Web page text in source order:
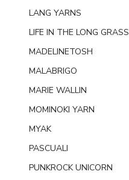
LANG YARNS
LIFE IN THE LONG GRASS
MADELINETOSH
MALABRIGO
MARIE WALLIN
MOMINOKI YARN
MYAK
PASCUALI
PUNKROCK UNICORN